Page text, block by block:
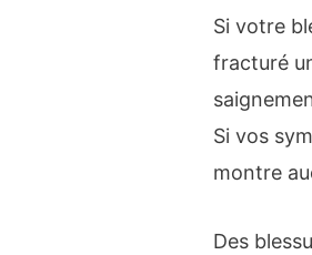
Si votre
fracturé
Si vos
montre
Des